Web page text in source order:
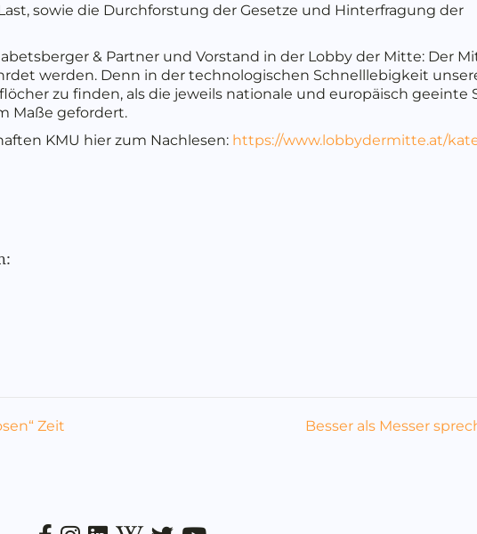
sowie die Durchforstung der Gesetze und Hinterfragung der
& Partner und Vorstand in der Lobby der Mitte: Der
werden. Denn in der technologischen Schnelllebigkeit
zu finden, als die jeweils nationale und europäisch geeinte
Maße gefordert.
KMU hier zum Nachlesen: https://www.lobbydermitte.at/
Zeit Besser als Messer